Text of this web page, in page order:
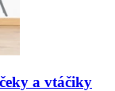
a vtáčiky